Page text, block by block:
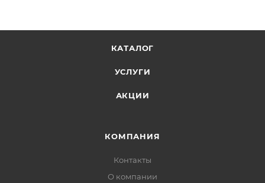
КАТАЛОГ
УСЛУГИ
АКЦИИ
КОМПАНИЯ
Контакты
О компании